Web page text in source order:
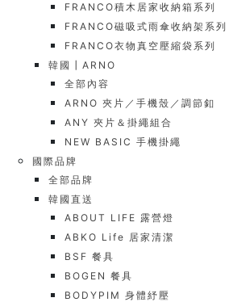
FRANCO積木居家收納箱系列
FRANCO磁吸式雨傘收納架系列
FRANCO衣物真空壓縮袋系列
韓國┃ARNO
全部內容
ARNO 夾片／手機殼／調節釦
ANY 夾片＆掛繩組合
NEW BASIC 手機掛繩
國際品牌
全部品牌
韓國直送
ABOUT LIFE 露營燈
ABKO Life 居家清潔
BSF 餐具
BOGEN 餐具
BODYPIM 身體紓壓